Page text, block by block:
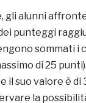
gli alunni
punteggi
sommati
di 25
il suo valore è di
la